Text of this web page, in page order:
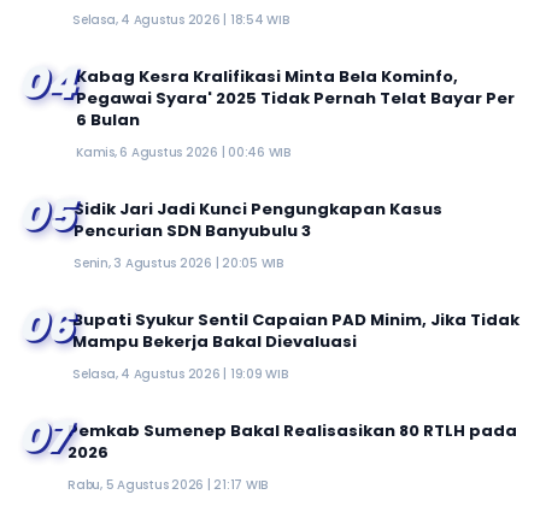
Selasa, 4 Agustus 2026 | 18:54 WIB
04Kabag Kesra Kralifikasi Minta Bela Kominfo,
Pegawai Syara' 2025 Tidak Pernah Telat Bayar Per
6 Bulan
Kamis, 6 Agustus 2026 | 00:46 WIB
05Sidik Jari Jadi Kunci Pengungkapan Kasus
Pencurian SDN Banyubulu 3
Senin, 3 Agustus 2026 | 20:05 WIB
06Bupati Syukur Sentil Capaian PAD Minim, Jika Tidak
Mampu Bekerja Bakal Dievaluasi
Selasa, 4 Agustus 2026 | 19:09 WIB
07Pemkab Sumenep Bakal Realisasikan 80 RTLH pada
2026
Rabu, 5 Agustus 2026 | 21:17 WIB